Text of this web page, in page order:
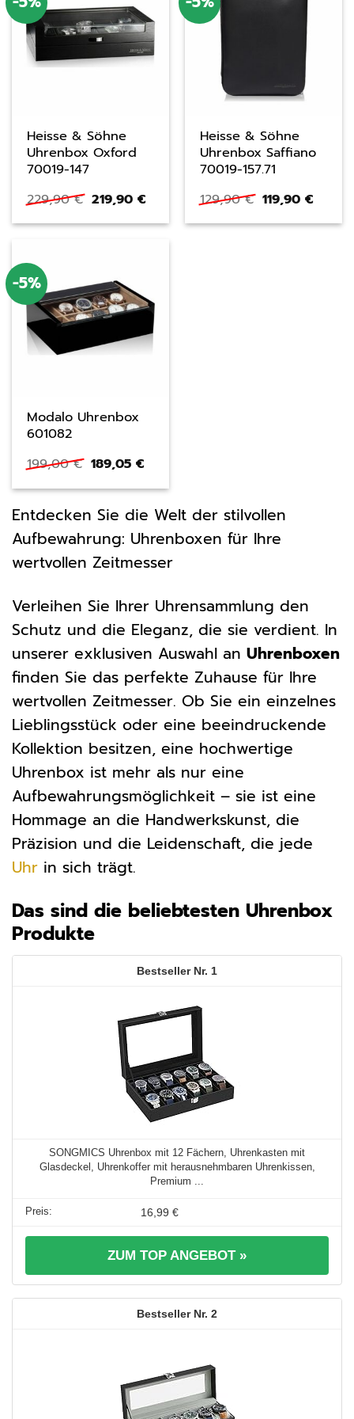
Heisse & Söhne
Uhrenbox Oxford
70019-147
229,90€ Ursprünglicher
Preis
war:
219,90€Aktueller
ist:
Heisse & Söhne
Uhrenbox Saffiano
70019-157.71
129,90€
Preis
war:
119,90€
ist:
-5%
Modalo Uhrenbox
601082
199,00€ Ursprünglicher
Preis
war:
189,05€Aktueller
ist:
Entdecken Sie die Welt der stilvollen
Aufbewahrung: Uhrenboxen für Ihre
wertvollen Zeitmesser
Verleihen Sie Ihrer Uhrensammlung den
Schutz und die Eleganz, die sie verdient. In
unserer exklusiven Auswahl an Uhrenboxen
finden Sie das perfekte Zuhause für Ihre
wertvollen Zeitmesser. Ob Sie ein einzelnes
Lieblingsstück oder eine beeindruckende
Kollektion besitzen, eine hochwertige
Uhrenbox ist mehr als nur eine
Aufbewahrungsmöglichkeit – sie ist eine
Hommage an die Handwerkskunst, die
Präzision und die Leidenschaft, die jede
Uhr in sich trägt.
Das sind die beliebtesten Uhrenbox
Produkte
1
SONGMICS Uhrenbox mit 12 Fächern, Uhrenkasten mit
Glasdeckel, Uhrenkoffer mit herausnehmbaren Uhrenkissen,
Premium ...
16,99 €
ZUM TOP ANGEBOT »
2